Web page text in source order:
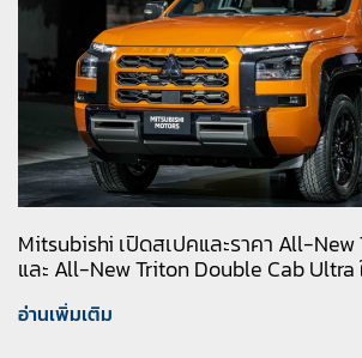
Mitsubishi เปิดสเปคและราคา All-
และ All-New Triton Double Cab Ultra
อ่านเพิ่มเติม